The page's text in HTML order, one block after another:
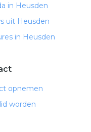
in Heusden
uit Heusden
in Heusden
opnemen
worden